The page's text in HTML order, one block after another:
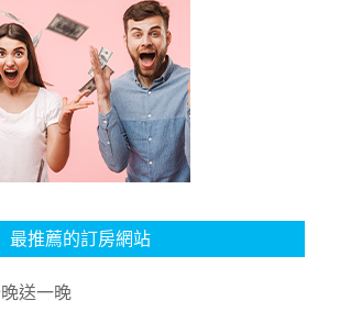
最推薦的訂房網站
送一晚